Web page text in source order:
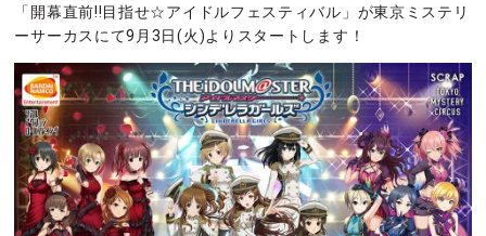
「開幕直前!!目指せ☆アイドルフェスティバル」が東京ミステリ
ーサーカスにて9月3日(火)よりスタートします！